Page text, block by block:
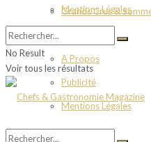
Grands Crus &
Contact
A Propos
Publicité
Mentions Légales
Mentions Légales
No Result
Voir tous les résultats